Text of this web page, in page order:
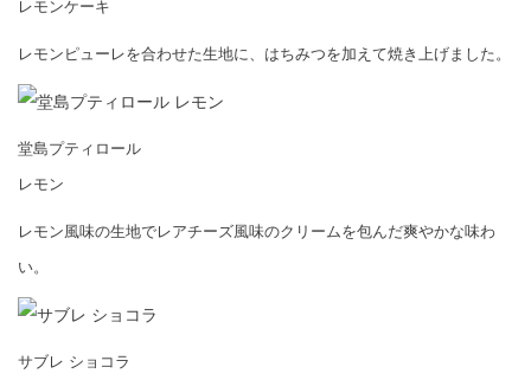
レモンケーキ
レモンピューレを合わせた生地に、はちみつを加えて焼き上げました。
堂島プティロール
レモン
レモン風味の生地でレアチーズ風味のクリームを包んだ爽やかな味わ
い。
サブレ ショコラ